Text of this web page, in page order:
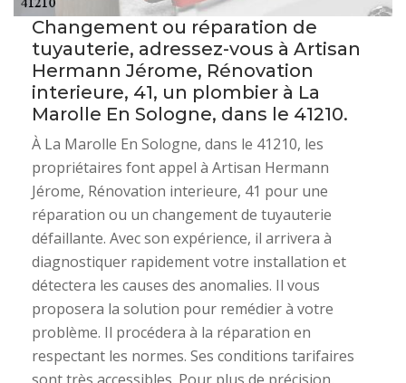
Changement ou réparation de
tuyauterie, adressez-vous à Artisan
Hermann Jérome, Rénovation
interieure, 41, un plombier à La
Marolle En Sologne, dans le 41210.
À La Marolle En Sologne, dans le 41210, les
propriétaires font appel à Artisan Hermann
Jérome, Rénovation interieure, 41 pour une
réparation ou un changement de tuyauterie
défaillante. Avec son expérience, il arrivera à
diagnostiquer rapidement votre installation et
détectera les causes des anomalies. Il vous
proposera la solution pour remédier à votre
problème. Il procédera à la réparation en
respectant les normes. Ses conditions tarifaires